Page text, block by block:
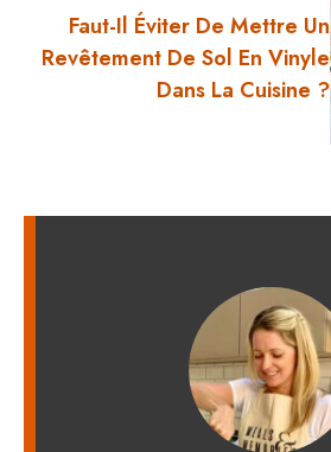
Faut-Il Éviter De Mettre Un
Revêtement De Sol En Vinyle
Dans La Cuisine ?